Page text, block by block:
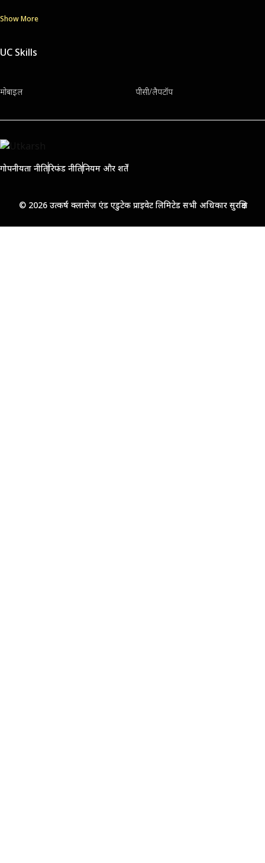
Show More
UC Skills
मोबाइल पीसी/लैपटॉप
गोपनीयता नीतिरिफंड नीतिनियम और शर्तें
© 2026 उत्कर्ष क्लासेज एंड एडुटेक प्राइवेट लिमिटेड सभी अधिकार सुरक्षित